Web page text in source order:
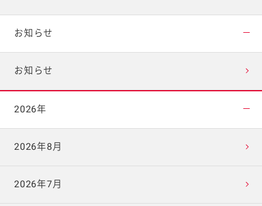
お知らせ
お知らせ
2026年
2026年8月
2026年7月